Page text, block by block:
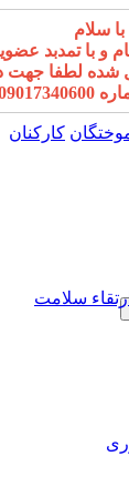
با سلام
با تمدبد
شده لطفا
کارکنان
سلامت